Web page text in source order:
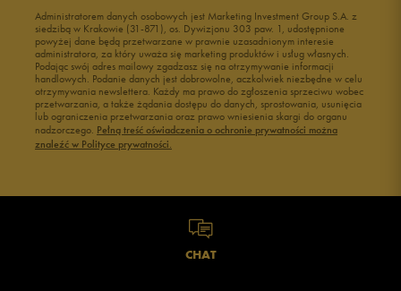
Administratorem danych osobowych jest Marketing Investment Group S.A. z
siedzibą w Krakowie (31-871), os. Dywizjonu 303 paw. 1, udostępnione
powyżej dane będą przetwarzane w prawnie uzasadnionym interesie
administratora, za który uważa się marketing produktów i usług własnych.
Podając swój adres mailowy zgadzasz się na otrzymywanie informacji
handlowych. Podanie danych jest dobrowolne, aczkolwiek niezbędne w celu
otrzymywania newslettera. Każdy ma prawo do zgłoszenia sprzeciwu wobec
przetwarzania, a także żądania dostępu do danych, sprostowania, usunięcia
lub ograniczenia przetwarzania oraz prawo wniesienia skargi do organu
nadzorczego. Pełną treść oświadczenia o ochronie prywatności można
znaleźć w Polityce prywatności.
CHAT